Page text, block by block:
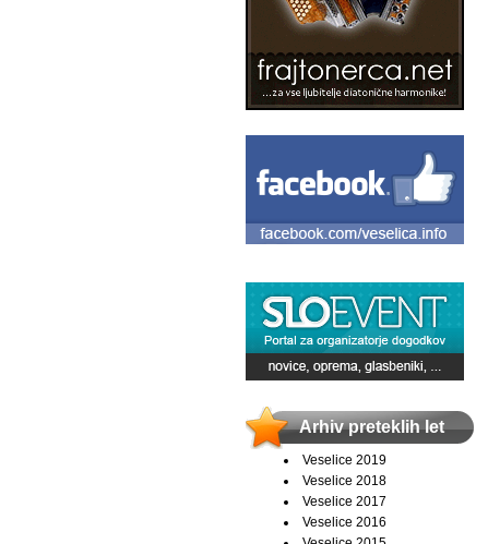
Arhiv preteklih let
Veselice 2019
Veselice 2018
Veselice 2017
Veselice 2016